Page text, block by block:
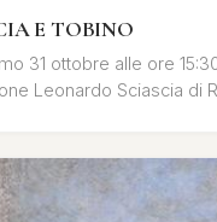
E TOBINO
31 ottobre alle ore
Leonardo Sciascia di